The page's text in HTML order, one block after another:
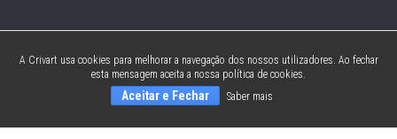
A Crivart usa cookies para melhorar a navegação dos nossos utilizadores. Ao fechar
esta mensagem aceita a nossa política de cookies.
Aceitar e Fechar Saber mais